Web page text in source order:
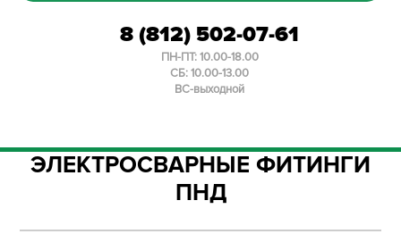
8 (812) 502-07-61
ПН-ПТ: 10.00-18.00
СБ: 10.00-13.00
ВС-выходной
ЭЛЕКТРОСВАРНЫЕ ФИТИНГИ
ПНД